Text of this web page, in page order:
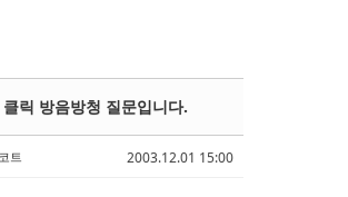
2003.12.01 15:00
릭 방음방청 질문입니다.
트
스케치북5
스케치북5